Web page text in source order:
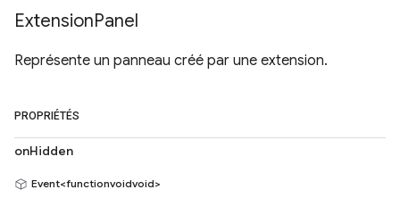
ExtensionPanel
Représente un panneau créé par une extension.
PROPRIÉTÉS
onHidden
Event<functionvoidvoid>